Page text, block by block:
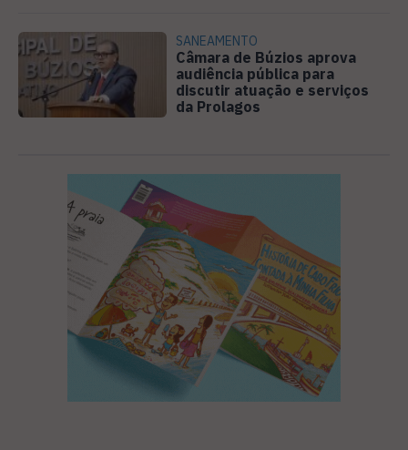
SANEAMENTO
Câmara de Búzios aprova
audiência pública para
discutir atuação e serviços
da Prolagos